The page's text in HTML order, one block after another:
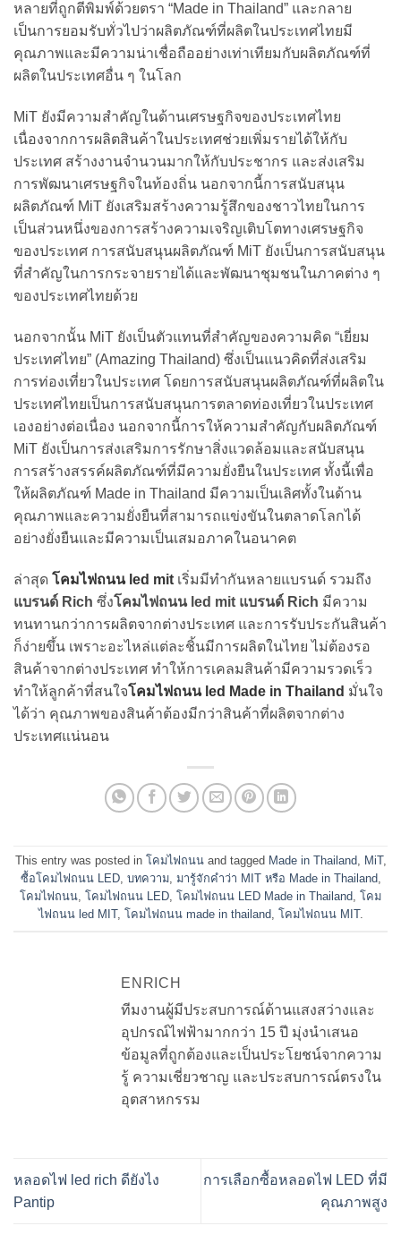
หลายที่ถูกตีพิมพ์ด้วยตรา “Made in Thailand” และกลาย
เป็นการยอมรับทั่วไปว่าผลิตภัณฑ์ที่ผลิตในประเทศไทยมี
คุณภาพและมีความน่าเชื่อถืออย่างเท่าเทียมกับผลิตภัณฑ์ที่
ผลิตในประเทศอื่น ๆ ในโลก
MiT ยังมีความสำคัญในด้านเศรษฐกิจของประเทศไทย
เนื่องจากการผลิตสินค้าในประเทศช่วยเพิ่มรายได้ให้กับ
ประเทศ สร้างงานจำนวนมากให้กับประชากร และส่งเสริม
การพัฒนาเศรษฐกิจในท้องถิ่น นอกจากนี้การสนับสนุน
ผลิตภัณฑ์ MiT ยังเสริมสร้างความรู้สึกของชาวไทยในการ
เป็นส่วนหนึ่งของการสร้างความเจริญเติบโตทางเศรษฐกิจ
ของประเทศ การสนับสนุนผลิตภัณฑ์ MiT ยังเป็นการสนับสนุน
ที่สำคัญในการกระจายรายได้และพัฒนาชุมชนในภาคต่าง ๆ
ของประเทศไทยด้วย
นอกจากนั้น MiT ยังเป็นตัวแทนที่สำคัญของความคิด “เยี่ยม
ประเทศไทย” (Amazing Thailand) ซึ่งเป็นแนวคิดที่ส่งเสริม
การท่องเที่ยวในประเทศ โดยการสนับสนุนผลิตภัณฑ์ที่ผลิตใน
ประเทศไทยเป็นการสนับสนุนการตลาดท่องเที่ยวในประเทศ
เองอย่างต่อเนื่อง นอกจากนี้การให้ความสำคัญกับผลิตภัณฑ์
MiT ยังเป็นการส่งเสริมการรักษาสิ่งแวดล้อมและสนับสนุน
การสร้างสรรค์ผลิตภัณฑ์ที่มีความยั่งยืนในประเทศ ทั้งนี้เพื่อ
ให้ผลิตภัณฑ์ Made in Thailand มีความเป็นเลิศทั้งในด้าน
คุณภาพและความยั่งยืนที่สามารถแข่งขันในตลาดโลกได้
อย่างยั่งยืนและมีความเป็นเสมอภาคในอนาคต
ล่าสุด โคมไฟถนน led mit เริ่มมีทำกันหลายแบรนด์ รวมถึง
แบรนด์ Rich ซึ่งโคมไฟถนน led mit แบรนด์ Rich มีความ
ทนทานกว่าการผลิตจากต่างประเทศ และการรับประกันสินค้า
ก็ง่ายขึ้น เพราะอะไหล่แต่ละชิ้นมีการผลิตในไทย ไม่ต้องรอ
สินค้าจากต่างประเทศ ทำให้การเคลมสินค้ามีความรวดเร็ว
ทำให้ลูกค้าที่สนใจโคมไฟถนน led Made in Thailand มั่นใจ
ได้ว่า คุณภาพของสินค้าต้องมีกว่าสินค้าที่ผลิตจากต่าง
ประเทศแน่นอน
This entry was posted in โคมไฟถนนand tagged Made in Thailand, MiT,
ซื้อโคมไฟถนน LED, บทความ, มารู้จักคำว่า MIT หรือ Made in Thailand,
โคมไฟถนน, โคมไฟถนน LED, โคมไฟถนน LED Made in Thailand, โคม
ไฟถนน led MIT, โคมไฟถนน made in thailand, โคมไฟถนน MIT.
ENRICH
ทีมงานผู้มีประสบการณ์ด้านแสงสว่างและ
อุปกรณ์ไฟฟ้ามากกว่า 15 ปี มุ่งนำเสนอ
ข้อมูลที่ถูกต้องและเป็นประโยชน์จากความ
รู้ ความเชี่ยวชาญ และประสบการณ์ตรงใน
อุตสาหกรรม
หลอดไฟ led rich ดียังไง
Pantip
การเลือกซื้อหลอดไฟ LED ที่มี
คุณภาพสูง